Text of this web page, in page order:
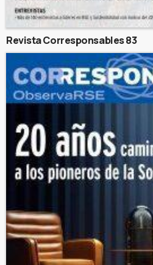
Revista Corresponsables 83